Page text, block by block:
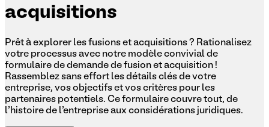
acquisitions
Prêt à explorer les fusions et acquisitions ? Rationalisez
votre processus avec notre modèle convivial de
formulaire de demande de fusion et acquisition !
Rassemblez sans effort les détails clés de votre
entreprise, vos objectifs et vos critères pour les
partenaires potentiels. Ce formulaire couvre tout, de
l'histoire de l'entreprise aux considérations juridiques.